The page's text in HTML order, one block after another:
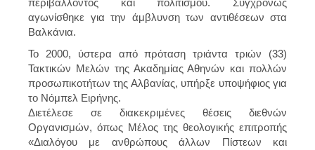
περιβάλλοντος και πολιτισμού. Συγχρόνως
αγωνίσθηκε για την άμβλυνση των αντιθέσεων στα
Βαλκάνια.
Το 2000, ύστερα από πρόταση τριάντα τριών (33)
Τακτικών Μελών της Ακαδημίας Αθηνών και πολλών
προσωπικοτήτων της Αλβανίας, υπήρξε υποψήφιος για
το Νόμπελ Ειρήνης.
Διετέλεσε σε διακεκριμένες θέσεις διεθνών
Οργανισμών, όπως Μέλος της θεολογικής επιτροπής
«Διαλόγου με ανθρώπους άλλων Πίστεων και